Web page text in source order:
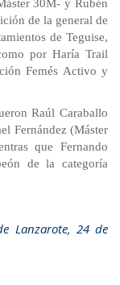
30M- y Rubén
de la general de
de Teguise,
por Haría Trail
Femés Activo y
Raúl Caraballo
Fernández (Máster
que Fernando
de la categoría
Lanzarote, 24 de